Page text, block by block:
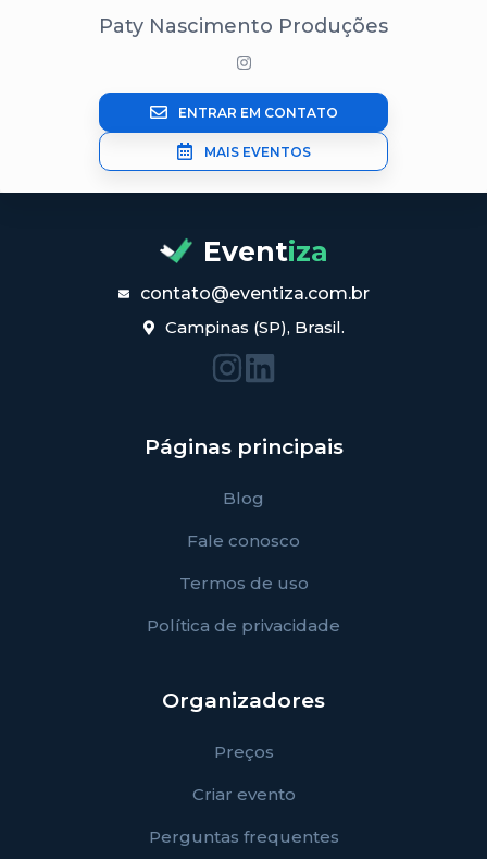
Paty Nascimento Produções
ENTRAR EM CONTATO
MAIS EVENTOS
Eventiza
contato@eventiza.com.br
Campinas (SP), Brasil.
Páginas principais
Blog
Fale conosco
Termos de uso
Política de privacidade
Organizadores
Preços
Criar evento
Perguntas frequentes